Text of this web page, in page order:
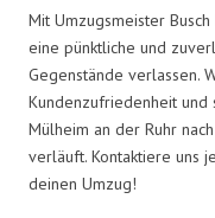
Mit Umzugsmeister
eine pünktliche und
Gegenstände verlassen.
Kundenzufriedenheit und
Mülheim an der Ruhr
verläuft. Kontaktiere uns
deinen Umzug!